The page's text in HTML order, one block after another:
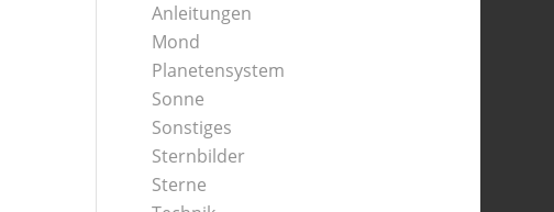
Anleitungen
Mond
Planetensystem
Sonne
Sonstiges
Sternbilder
Sterne